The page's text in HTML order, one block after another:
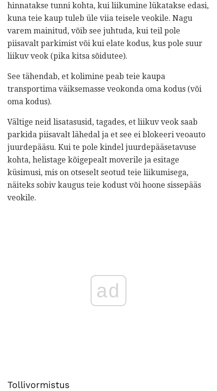
hinnatakse tunni kohta, kui liikumine lükatakse edasi,
kuna teie kaup tuleb üle viia teisele veokile. Nagu
varem mainitud, võib see juhtuda, kui teil pole
piisavalt parkimist või kui elate kodus, kus pole suur
liikuv veok (pika kitsa sõidutee).
See tähendab, et kolimine peab teie kaupa
transportima väiksemasse veokonda oma kodus (või
oma kodus).
Vältige neid lisatasusid, tagades, et liikuv veok saab
parkida piisavalt lähedal ja et see ei blokeeri veoauto
juurdepääsu. Kui te pole kindel juurdepääsetavuse
kohta, helistage kõigepealt moverile ja esitage
küsimusi, mis on otseselt seotud teie liikumisega,
näiteks sobiv kaugus teie kodust või hoone sissepääs
veokile.
ad
Tollivormistus